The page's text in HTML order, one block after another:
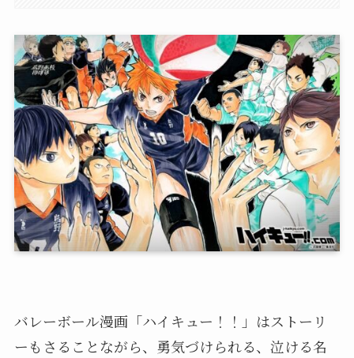
バレーボール漫画「ハイキュー！！」はストーリ
ーもさることながら、勇気づけられる、泣ける名